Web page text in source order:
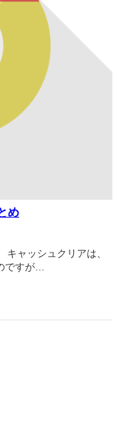
め
ャッシュクリアは、
ですが…